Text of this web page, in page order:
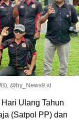
@by_News9.id
Ulang Tahun
(Satpol PP) dan